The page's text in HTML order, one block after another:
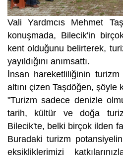
Vali Yardmcıs Mehmet
konuşmada, Bilecik'in
kent olduğunu belirterek,
yayıldığını anımsattı.
İnsan hareketliliğinin
altını çizen Taşdöğen, şöyle
"Turizm sadece denizle
tarih, kültür ve doğa
Bilecik'te, belki birçok ilden
Buradaki turizm
eksikliklerimizi